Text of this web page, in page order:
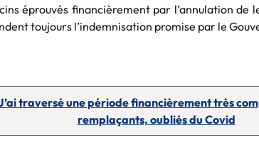
éprouvés financièrement par l’annulation de
toujours l’indemnisation promise par le
traversé une période financièrement très
remplaçants, oubliés du Covid